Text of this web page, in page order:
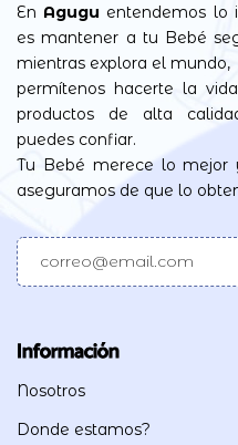
En Agugu entendemos lo
es mantener a tu Bebé
mientras explora el mundo,
permítenos hacerte la
productos de alta
puedes confiar.
Tu Bebé merece lo mejor
aseguramos de que lo
Información
Nosotros
Donde estamos?